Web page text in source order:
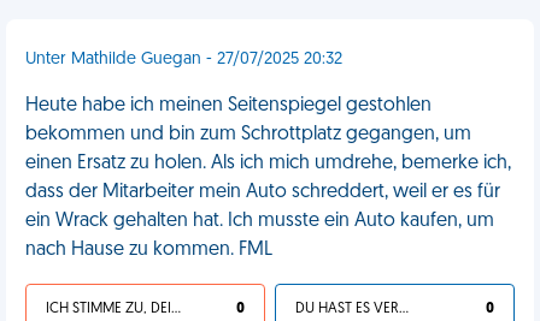
Unter Mathilde Guegan - 27/07/2025 20:32
Heute habe ich meinen Seitenspiegel gestohlen
bekommen und bin zum Schrottplatz gegangen, um
einen Ersatz zu holen. Als ich mich umdrehe, bemerke ich,
dass der Mitarbeiter mein Auto schreddert, weil er es für
ein Wrack gehalten hat. Ich musste ein Auto kaufen, um
nach Hause zu kommen. FML
ICH STIMME ZU, DEIN LEBEN IST SCHEISSE 0 DU HAST ES VERDIENT 0